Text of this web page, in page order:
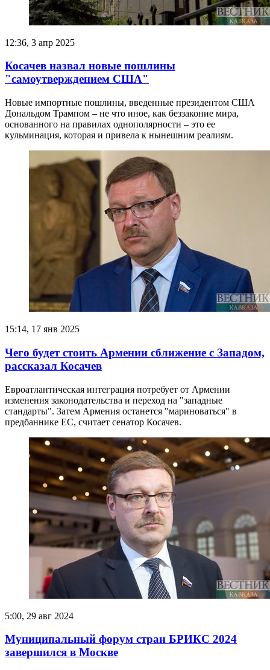
12:36, 3 апр 2025
Косачев назвал новые пошлины
"самоутверждением США"
Новые импортные пошлины, введенные президентом США
Дональдом Трампом – не что иное, как беззаконие мира,
основанного на правилах однополярности – это ее
кульминация, которая и привела к нынешним реалиям.
15:14, 17 янв 2025
Чего будет стоить Армении сближение с Западом,
рассказал Косачев
Евроатлантическая интеграция потребует от Армении
изменения законодательства и переход на "западные
стандарты". Затем Армения останется "мариноваться" в
предбаннике ЕС, считает сенатор Косачев.
5:00, 29 авг 2024
Муниципальный форум стран БРИКС 2024
завершился в Москве